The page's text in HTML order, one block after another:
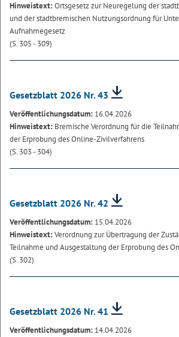
Hinweistext:Ortsgesetz zur Neuregelung der
und der stadtbremischen Nutzungsordnung für
Aufnahmegesetz
(S. 305 - 309)
Gesetzblatt 2026 Nr. 43
Veröffentlichungsdatum: 16.04.2026
Hinweistext: Bremische Verordnung für die
der Erprobung des Online-Zivilverfahrens
(S. 303 - 304)
Gesetzblatt 2026 Nr. 42
Veröffentlichungsdatum: 15.04.2026
Hinweistext:Verordnung zur Übertragung der
Teilnahme und Ausgestaltung der Erprobung des
(S. 302)
Gesetzblatt 2026 Nr. 41
Veröffentlichungsdatum: 14.04.2026